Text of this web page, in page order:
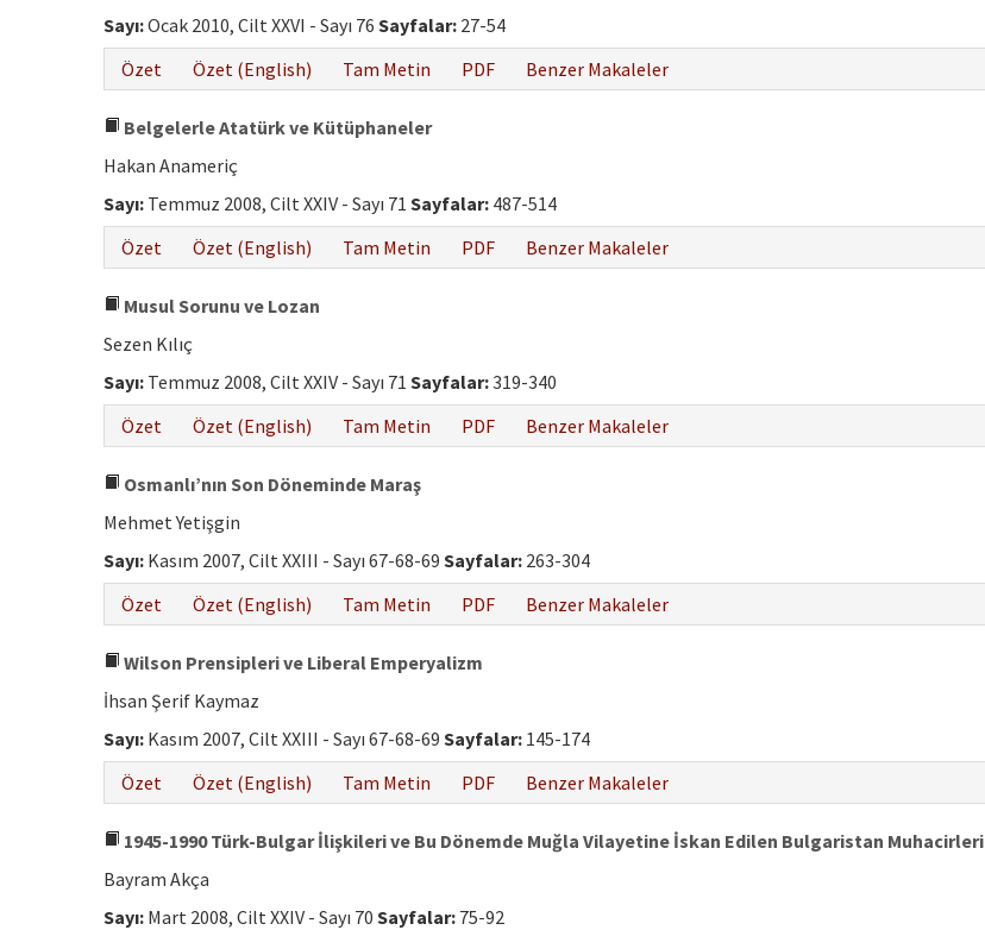
Sayı:Ocak 2010, Cilt XXVI - Sayı 76 Sayfalar: 27-54
Özet
Özet (English) Tam Metin PDF Benzer Makaleler
Belgelerle Atatürk ve Kütüphaneler
Hakan Anameriç
Sayı: Temmuz 2008, Cilt XXIV - Sayı 71 Sayfalar: 487-514
Özet
Özet (English) Tam Metin PDF Benzer Makaleler
Musul Sorunu ve Lozan
Sezen Kılıç
Sayı: Temmuz 2008, Cilt XXIV - Sayı 71 Sayfalar:319-340
Özet
Özet (English) Tam Metin PDF Benzer Makaleler
Osmanlı’nın Son Döneminde Maraş
Mehmet Yetişgin
Sayı: Kasım 2007, Cilt XXIII - Sayı 67-68-69 Sayfalar: 263-304
Özet
Özet (English) Tam Metin PDF Benzer Makaleler
Wilson Prensipleri ve Liberal Emperyalizm
İhsan Şerif Kaymaz
Sayı: Kasım 2007, Cilt XXIII - Sayı 67-68-69 Sayfalar: 145-174
Özet
Özet (English) Tam Metin PDF Benzer Makaleler
1945-1990 Türk-Bulgar İlişkileri ve Bu Dönemde Muğla Vilayetine İskan Edilen Bulgaristan Muhacirleri
Bayram Akça
Sayı: Mart 2008, Cilt XXIV - Sayı 70 Sayfalar: 75-92